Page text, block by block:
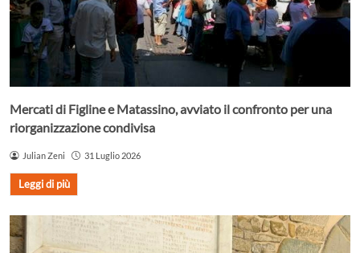
Mercati di Figline e Matassino, avviato il confronto per una
riorganizzazione condivisa
Julian Zeni 31 Luglio 2026
Leggi di più